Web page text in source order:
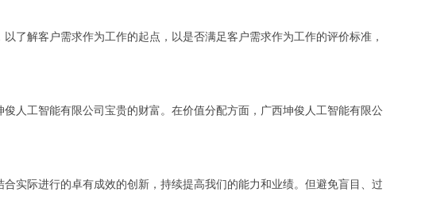
了解客户需求作为工作的起点，以是否满足客户需求作为工作的评价标准，
人工智能有限公司宝贵的财富。在价值分配方面，广西坤俊人工智能有限公
实际进行的卓有成效的创新，持续提高我们的能力和业绩。但避免盲目、过